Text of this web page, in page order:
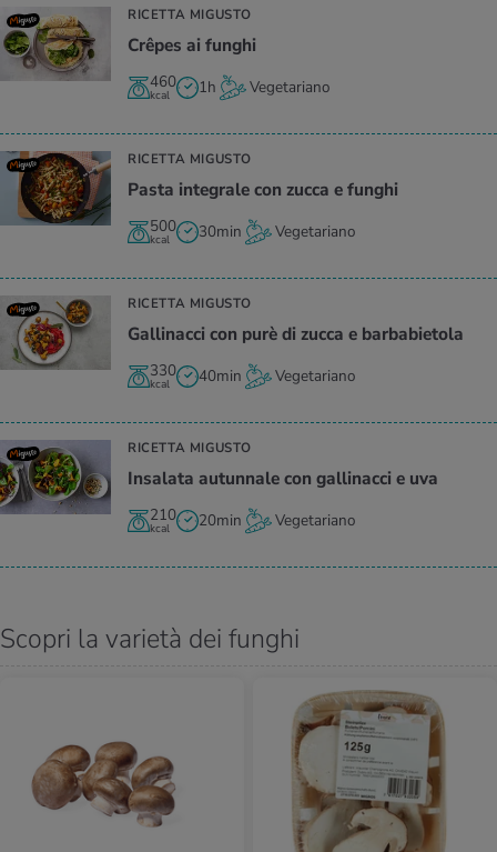
RICETTA MIGUSTO
Crêpes ai fun­ghi
460
kcal 1h Vegetariano
RICETTA MIGUSTO
Pasta in­te­gra­le con zucca e fun­ghi
500
kcal 30min Vegetariano
RICETTA MIGUSTO
Gal­li­nac­ci con purè di zucca e bar­ba­bie­to­la
330
kcal 40min Vegetariano
RICETTA MIGUSTO
In­sa­la­ta au­tun­na­le con gal­li­nac­ci e uva
210
kcal 20min Vegetariano
Scopri la varietà dei funghi